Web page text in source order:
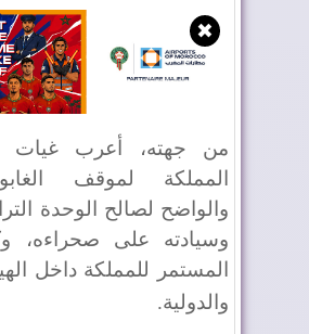
✖
من جهته، أعرب غيات
المملكة لموقف
والواضح لصالح الوحدة
وسيادته على صحراءه،
المستمر للمملكة داخل
والدولية.